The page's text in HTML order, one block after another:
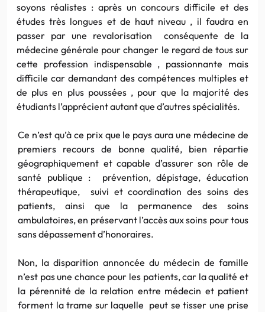
soyons réalistes : après un concours difficile et des
études très longues et de haut niveau , il faudra en
passer par une revalorisation conséquente de la
médecine générale pour changer le regard de tous sur
cette profession indispensable , passionnante mais
difficile car demandant des compétences multiples et
de plus en plus poussées , pour que la majorité des
étudiants l’apprécient autant que d’autres spécialités.
Ce n’est qu’à ce prix que le pays aura une médecine de
premiers recours de bonne qualité, bien répartie
géographiquement et capable d’assurer son rôle de
santé publique : prévention, dépistage, éducation
thérapeutique, suivi et coordination des soins des
patients, ainsi que la permanence des soins
ambulatoires, en préservant l’accès aux soins pour tous
sans dépassement d’honoraires.
Non, la disparition annoncée du médecin de famille
n’est pas une chance pour les patients, car la qualité et
la pérennité de la relation entre médecin et patient
forment la trame sur laquelle peut se tisser une prise